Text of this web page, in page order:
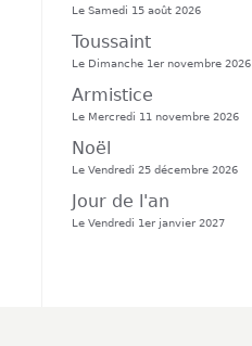
Le Samedi 15 août 2026
Toussaint
Le Dimanche 1er novembre 2026
Armistice
Le Mercredi 11 novembre 2026
Noël
Le Vendredi 25 décembre 2026
Jour de l'an
Le Vendredi 1er janvier 2027